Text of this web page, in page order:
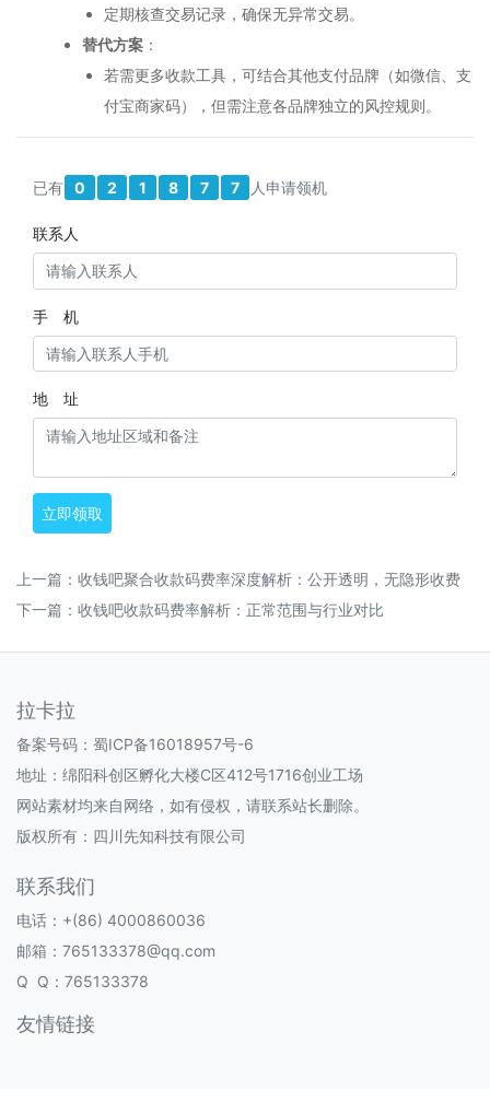
定期核查交易记录，确保无异常交易。
替代方案 ：
若需更多收款工具，可结合其他支付品牌（如微信、支
付宝商家码），但需注意各品牌独立的风控规则。
已有 0 2 1 8 7 7 人申请领机
联系人
手 机
地 址
立即领取
上一篇： 收钱吧聚合收款码费率深度解析：公开透明，无隐形收费
下一篇： 收钱吧收款码费率解析：正常范围与行业对比
拉卡拉
备案号码： 蜀ICP备16018957号-6
地址：绵阳科创区孵化大楼C区412号1716创业工场
网站素材均来自网络，如有侵权，请联系站长删除。
版权所有：四川先知科技有限公司
联系我们
电话：+(86) 4000860036
邮箱：765133378@qq.com
Q Q：765133378
友情链接